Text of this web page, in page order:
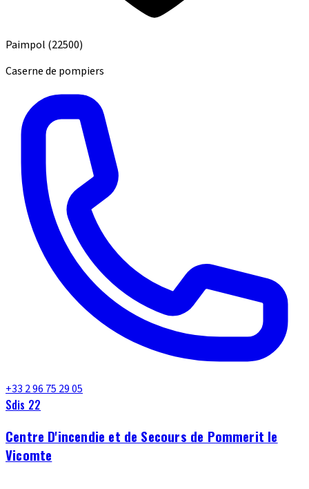
Paimpol (22500)
Caserne de pompiers
+33 2 96 75 29 05
Sdis 22
Centre D'incendie et de Secours de Pommerit le
Vicomte